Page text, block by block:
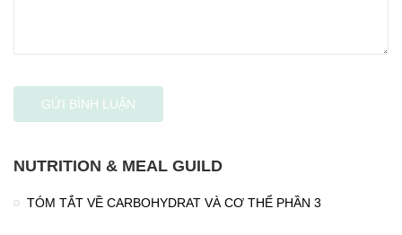
NUTRITION & MEAL GUILD
TÓM TẮT VỀ CARBOHYDRAT VÀ CƠ THỂ PHẦN 3